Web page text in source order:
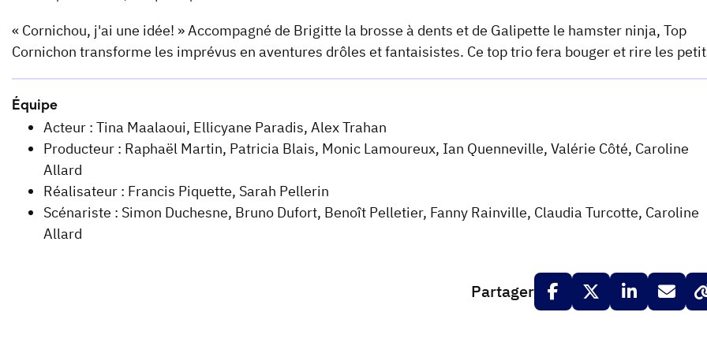
« Cornichou, j'ai une idée! » Accompagné de Brigitte la brosse à dents et de Galipette le hamster ninja, Top
Cornichon transforme les imprévus en aventures drôles et fantaisistes. Ce top trio fera bouger et rire les
Équipe
Acteur : Tina Maalaoui, Ellicyane Paradis, Alex Trahan
Producteur : Raphaël Martin, Patricia Blais, Monic Lamoureux, Ian Quenneville, Valérie Côté, Caroline
Allard
Réalisateur : Francis Piquette, Sarah Pellerin
Scénariste : Simon Duchesne, Bruno Dufort, Benoît Pelletier, Fanny Rainville, Claudia Turcotte, Caroline
Allard
Partager